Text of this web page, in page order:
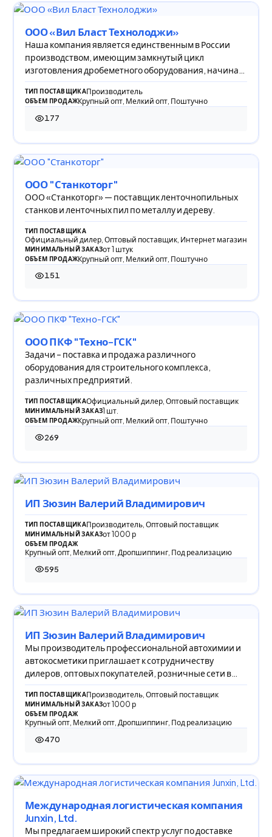
ООО «Вил Бласт Технолоджи»
Наша компания является единственным в России
производством, имеющим замкнутый цикл
изготовления дробеметного оборудования, начиная
от литейн
ТИП ПОСТАВЩИКАПроизводитель
ОБЪЕМ ПРОДАЖКрупный опт, Мелкий опт, Поштучно
177
177 просмотров
ООО "Станкоторг"
ООО «Станкоторг» — поставщик ленточнопильных
станков и ленточных пил по металлу и дереву.
ТИП ПОСТАВЩИКА
Официальный дилер, Оптовый поставщик, Интернет магазин
МИНИМАЛЬНЫЙ ЗАКАЗот 1 штук
ОБЪЕМ ПРОДАЖКрупный опт, Мелкий опт, Поштучно
151
151 просмотр
ООО ПКФ "Техно-ГСК"
Задачи – поставка и продажа различного
оборудования для строительного комплекса,
различных предприятий.
ТИП ПОСТАВЩИКАОфициальный дилер, Оптовый поставщик
МИНИМАЛЬНЫЙ ЗАКАЗ1 шт.
ОБЪЕМ ПРОДАЖКрупный опт, Мелкий опт, Поштучно
269
269 просмотров
ИП Зюзин Валерий Владимирович
ТИП ПОСТАВЩИКАПроизводитель, Оптовый поставщик
МИНИМАЛЬНЫЙ ЗАКАЗот 1000 р
ОБЪЕМ ПРОДАЖ
Крупный опт, Мелкий опт, Дропшиппинг, Под реализацию
595
595 просмотров
ИП Зюзин Валерий Владимирович
Мы производитель профессиональной автохимии и
автокосметики приглашает к сотрудничеству
дилеров, оптовых покупателей, розничные сети в
регио
ТИП ПОСТАВЩИКАПроизводитель, Оптовый поставщик
МИНИМАЛЬНЫЙ ЗАКАЗот 1000 р
ОБЪЕМ ПРОДАЖ
Крупный опт, Мелкий опт, Дропшиппинг, Под реализацию
470
470 просмотров
Международная логистическая компания
Junxin, Ltd.
Мы предлагаем широкий спектр услуг по доставке